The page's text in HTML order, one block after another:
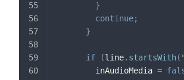
}
continue;
}
if (line. startsWith(
        inAudioMedia
=